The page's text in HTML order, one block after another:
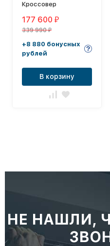
Кроссовер
177 600 ₽
339 990₽
+8 880 бонусных
рублей
В корзину
НЕ НАШЛИ,